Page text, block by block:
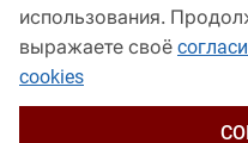
использования.
выражаете своё
cookies
©
Сетевое издание «kubnews»
службой по надзору в сфере
и массовых коммуникаций
Пашковская, 2). Главный